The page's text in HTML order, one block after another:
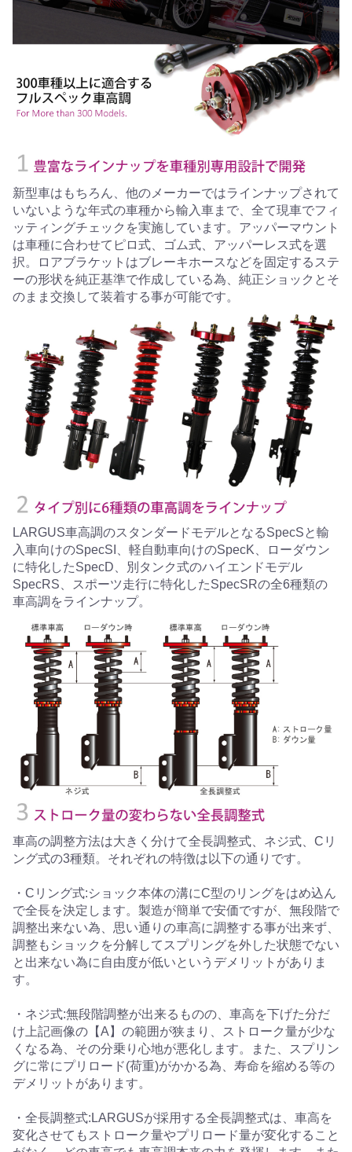
新型車はもちろん、他のメーカーではラインナップされて
いないような年式の車種から輸入車まで、全て現車でフィ
ッティングチェックを実施しています。アッパーマウント
は車種に合わせてピロ式、ゴム式、アッパーレス式を選
択。ロアブラケットはブレーキホースなどを固定するステ
ーの形状を純正基準で作成している為、純正ショックとそ
のまま交換して装着する事が可能です。
LARGUS車高調のスタンダードモデルとなるSpecSと輸
入車向けのSpecSI、軽自動車向けのSpecK、ローダウン
に特化したSpecD、別タンク式のハイエンドモデル
SpecRS、スポーツ走行に特化したSpecSRの全6種類の
車高調をラインナップ。
車高の調整方法は大きく分けて全長調整式、ネジ式、Cリ
ング式の3種類。それぞれの特徴は以下の通りです。
・Cリング式:ショック本体の溝にC型のリングをはめ込ん
で全長を決定します。製造が簡単で安価ですが、無段階で
調整出来ない為、思い通りの車高に調整する事が出来ず、
調整もショックを分解してスプリングを外した状態でない
と出来ない為に自由度が低いというデメリットがありま
す。
・ネジ式:無段階調整が出来るものの、車高を下げた分だ
け上記画像の【A】の範囲が狭まり、ストローク量が少な
くなる為、その分乗り心地が悪化します。また、スプリン
グに常にプリロード(荷重)がかかる為、寿命を縮める等の
デメリットがあります。
・全長調整式:LARGUSが採用する全長調整式は、車高を
変化させてもストローク量やプリロード量が変化すること